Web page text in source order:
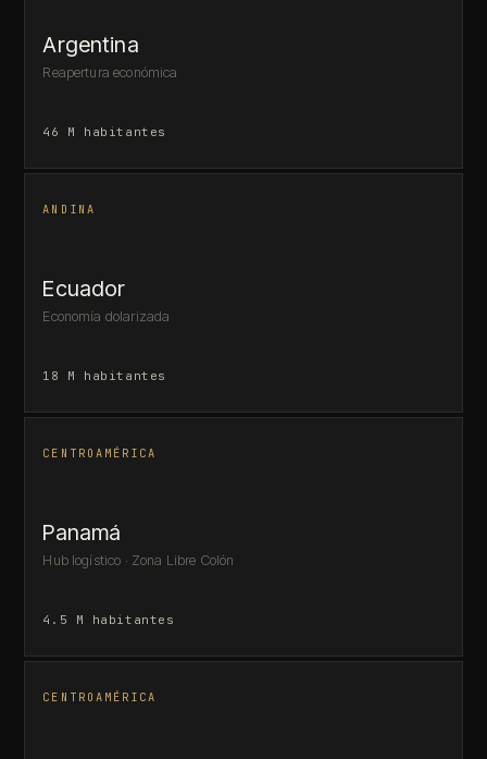
Argentina
Reapertura económica
46 M habitantes
ANDINA
Ecuador
Economía dolarizada
18 M habitantes
CENTROAMÉRICA
Panamá
Hub logístico · Zona Libre Colón
4.5 M habitantes
CENTROAMÉRICA